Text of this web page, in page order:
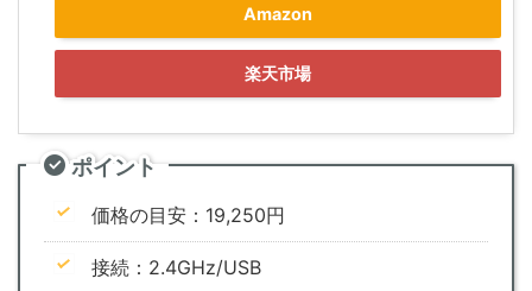
Amazon
楽天市場
ポイント
価格の目安：19,250円
接続：2.4GHz/USB